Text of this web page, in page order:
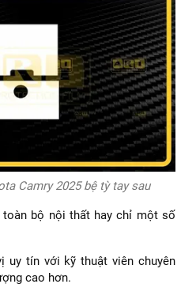
Camry 2025 bệ tỳ tay sau
toàn bộ nội thất hay chỉ một số
tín với kỹ thuật viên chuyên
cao hơn.